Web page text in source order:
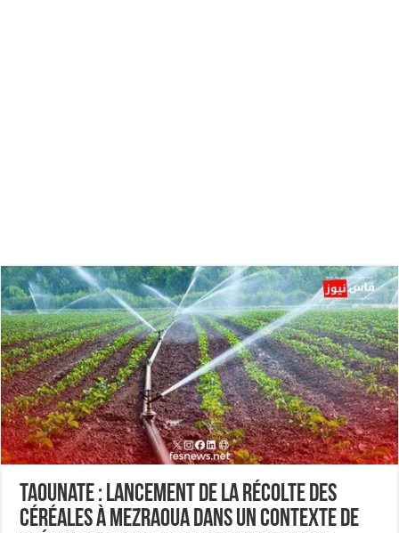
Taounate : lancement de la récolte des
céréales à Mezraoua dans un contexte de